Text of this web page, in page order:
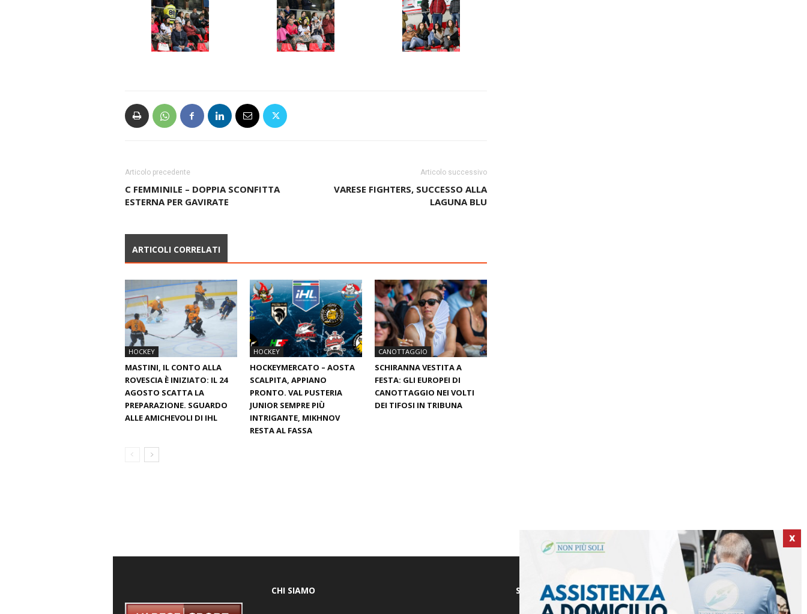
Articolo precedente
C FEMMINILE – DOPPIA SCONFITTA
ESTERNA PER GAVIRATE
Articolo successivo
VARESE FIGHTERS, SUCCESSO ALLA
LAGUNA BLU
ARTICOLI CORRELATI
HOCKEY
MASTINI, IL CONTO ALLA
ROVESCIA È INIZIATO: IL 24
AGOSTO SCATTA LA
PREPARAZIONE. SGUARDO
ALLE AMICHEVOLI DI IHL
HOCKEY
HOCKEYMERCATO – AOSTA
SCALPITA, APPIANO
PRONTO. VAL PUSTERIA
JUNIOR SEMPRE PIÙ
INTRIGANTE, MIKHNOV
RESTA AL FASSA
CANOTTAGGIO
SCHIRANNA VESTITA A
FESTA: GLI EUROPEI DI
CANOTTAGGIO NEI VOLTI
DEI TIFOSI IN TRIBUNA
X
CHI SIAMO SEGUICI